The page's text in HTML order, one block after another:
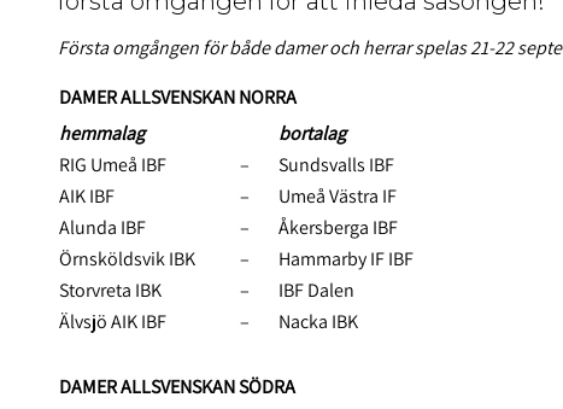
Första omgången för både damer och herrar spelas 21-22
DAMER ALLSVENSKAN NORRA
hemmalag
bortalag
RIG Umeå IBF
– Sundsvalls IBF
AIK IBF
– Umeå Västra IF
Alunda IBF
– Åkersberga IBF
Örnsköldsvik IBK
– Hammarby IF IBF
Storvreta IBK
– IBF Dalen
Älvsjö AIK IBF
– Nacka IBK
DAMER ALLSVENSKAN SÖDRA